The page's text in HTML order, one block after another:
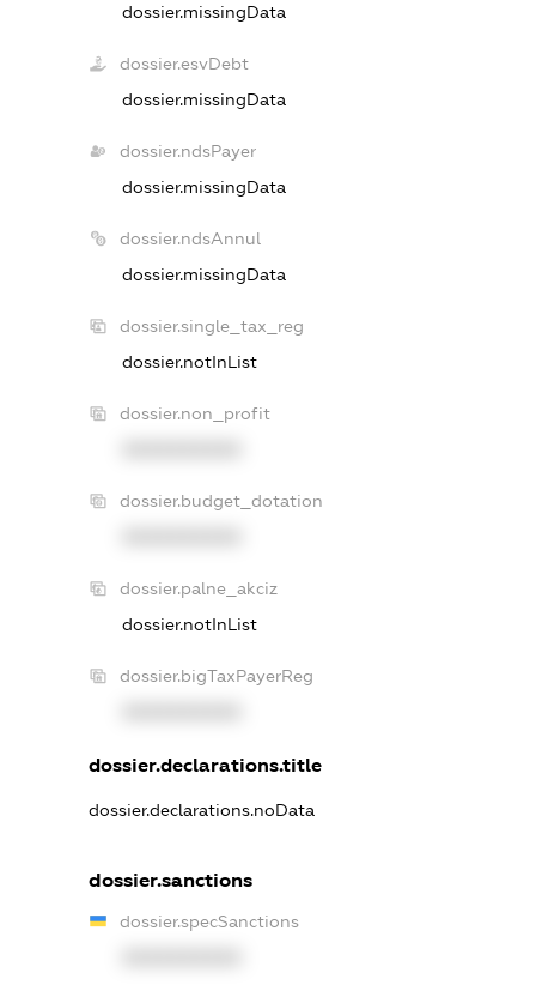
dossier.missingData
dossier.esvDebt
dossier.missingData
dossier.ndsPayer
dossier.missingData
dossier.ndsAnnul
dossier.missingData
dossier.single_tax_reg
dossier.notInList
dossier.non_profit
dossier.budget_dotation
dossier.palne_akciz
dossier.notInList
dossier.bigTaxPayerReg
dossier.declarations.title
dossier.declarations.noData
dossier.sanctions
dossier.specSanctions